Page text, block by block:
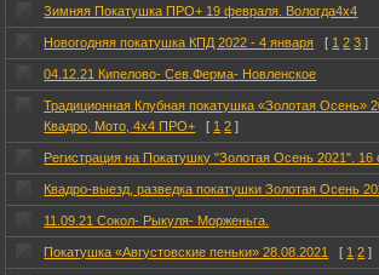
Зимняя Покатушка ПРО+ 19 февраля. Вологда4х4
Новогодняя покатушка КПД 2022 - 4 января [ 1 2 3 ]
04.12.21 Кипелово- Сев.Ферма- Новленское
Традиционная Клубная покатушка «Золотая Осень»
Квадро, Мото, 4х4 ПРО+ [ 1 2 ]
Регистрация на Покатушку "Золотая Осень 2021". 16
Квадро-выезд, разведка покатушки Золотая Осень
11.09.21 Сокол- Рыкуля- Морженьга.
Покатушка «Августовские пеньки» 28.08.2021 [ 1 2 ]